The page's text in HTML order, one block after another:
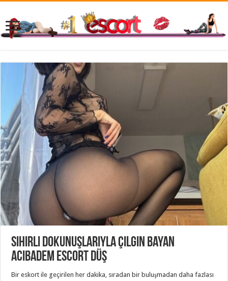
Sihirli Dokunuşlarıyla Çılgın Bayan
Acıbadem Escort Düş
Bir eskort ile geçirilen her dakika, sıradan bir buluşmadan daha fazlası